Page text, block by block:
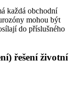
každá obchodní
mohou být
do příslušného
řešení životní